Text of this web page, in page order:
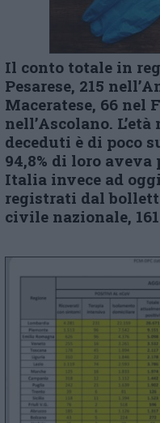
Il conto totale in
Pesarese, 215
Maceratese, 66 nel
nell’Ascolano.
deceduti è di poco
94,8% di loro aveva
Italia invece ad
registrati dal
civile nazionale,